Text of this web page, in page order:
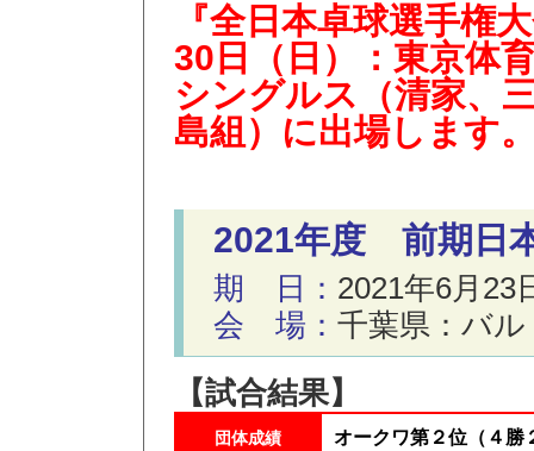
『全日本卓球選手権
30日（日）：東京体
シングルス（清家、
島組）に出場します
2021年度 前期日
期 日： 2021年6月23
会 場： 千葉県：バ
【試合結果】
団体成績 オークワ第２位（４勝